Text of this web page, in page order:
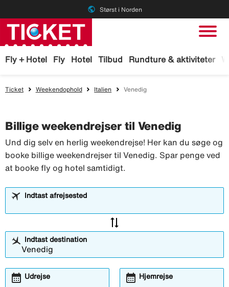
public Størst i Norden
Fly + Hotel Fly Hotel Tilbud Rundture & aktiviteter
Ticket Weekendophold Italien Venedig
Billige weekendrejser til Venedig
Und dig selv en herlig weekendrejse! Her kan du søge og
booke billige weekendrejser til Venedig. Spar penge ved
at booke fly og hotel samtidigt.
Indtast afrejsested
sync_alt
Indtast destination
Udrejse
calendar_month Hjemrejse
calendar_month